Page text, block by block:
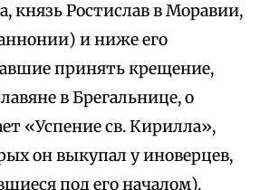
князь Ростислав в Моравии,
и ниже его
принять крещение,
в Брегальнице, о
«Успение св. Кирилла»,
он выкупал у иноверцев,
под его началом).